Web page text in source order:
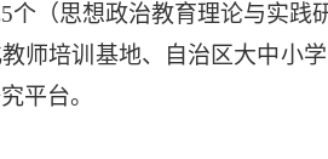
5个 （思想政治教育理论与实践
师培训基地、
自治区大中小
平台。